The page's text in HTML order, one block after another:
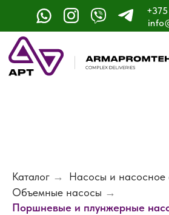
Каталог → Насосы и насосное
Объемные насосы →
Поршневые и плунжерные